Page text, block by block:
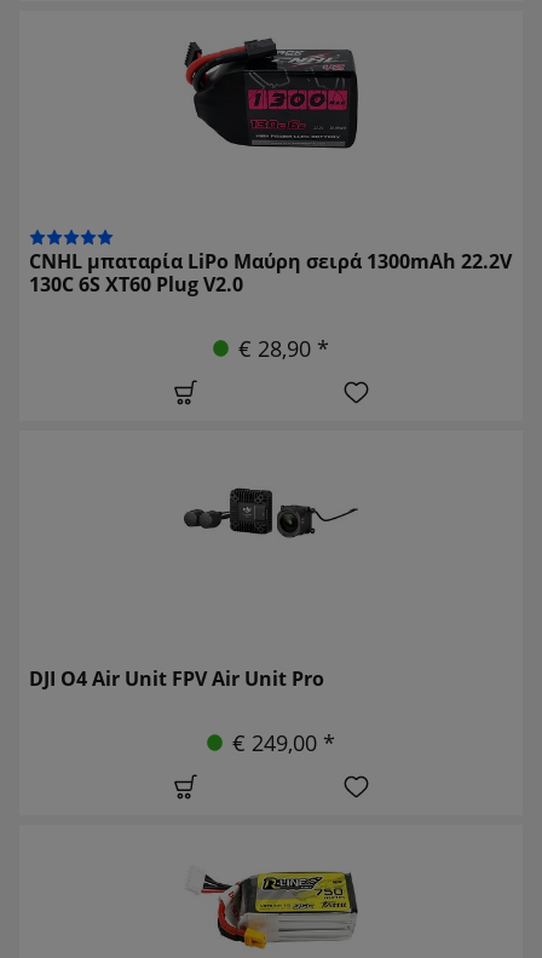
CNHL μπαταρία LiPo Μαύρη σειρά 1300mAh 22.2V
130C 6S XT60 Plug V2.0
€ 28,90 *
DJI O4 Air Unit FPV Air Unit Pro
€ 249,00 *